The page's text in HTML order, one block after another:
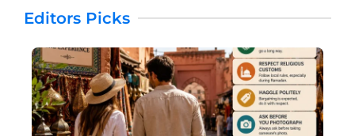
Editors Picks